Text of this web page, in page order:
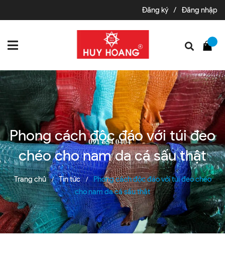
Đăng ký / Đăng nhập
Phong cách độc đáo với túi đeo
chéo cho nam da cá sấu thật
Trang chủ / Tin tức /
Phong cách độc đáo với túi đeo chéo
cho nam da cá sấu thật